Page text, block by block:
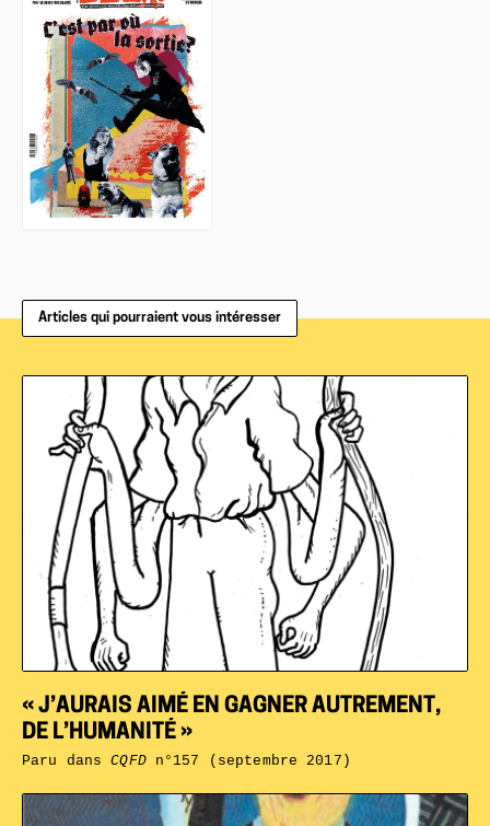
Articles qui pourraient vous intéresser
« J’AURAIS AIMÉ EN GAGNER AUTREMENT,
DE L’HUMANITÉ »
Paru dansCQFDn°157 (septembre 2017)